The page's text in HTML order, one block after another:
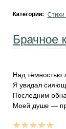
Категории: Стихи
Брачное
Над тёмностью
Я увидал
Последним
Моей душе —